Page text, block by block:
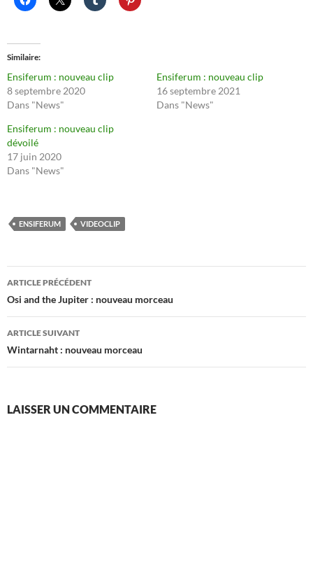
Similaire
Ensiferum : nouveau clip
8 septembre 2020
Dans "News"
Ensiferum : nouveau clip
16 septembre 2021
Dans "News"
Ensiferum : nouveau clip
dévoilé
17 juin 2020
Dans "News"
ENSIFERUM VIDEOCLIP
Navigation
des
articles
ARTICLE PRÉCÉDENT
Osi and the Jupiter : nouveau morceau
ARTICLE SUIVANT
Wintarnaht : nouveau morceau
LAISSER UN COMMENTAIRE